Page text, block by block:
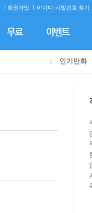
회원가입 아이디·비밀번호 찾기
인기만화